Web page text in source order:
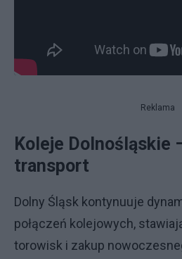
Reklama
Koleje Dolnośląskie
transport
Dolny Śląsk kontynuuje
połączeń kolejowych,
torowisk i zakup